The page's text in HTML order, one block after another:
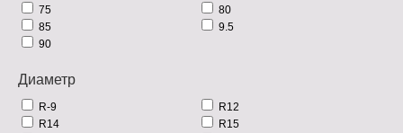
75
80
85
9.5
90
Диаметр
R-9
R12
R14
R15